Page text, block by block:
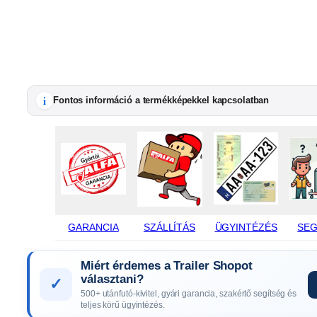
i Fontos információ a termékképekkel kapcsolatban
GARANCIA SZÁLLÍTÁS ÜGYINTÉZÉS
✓
Miért érdemes a Trailer Shopot
választani?
500+ utánfutó-kivitel, gyári garancia, szakértő segítség és
teljes körű ügyintézés.